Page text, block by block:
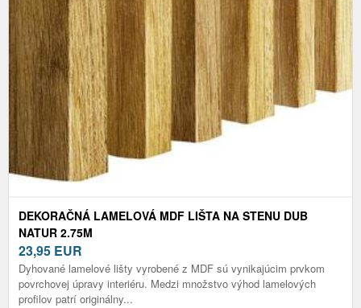
DEKORAČNÁ LAMELOVÁ MDF LIŠTA NA STENU DUB
NATUR 2.75M
23,95 EUR
Dyhované lamelové lišty vyrobené z MDF sú vynikajúcim prvkom
povrchovej úpravy interiéru. Medzi množstvo výhod lamelových
profilov patrí originálny...